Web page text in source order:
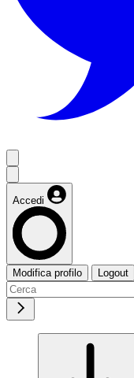
Accedi
Modifica profilo Logout